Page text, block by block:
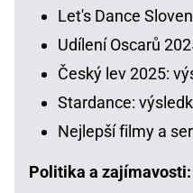
Let's Dance
Udílení Oscarů
Český lev 2025:
Stardance:
Nejlepší filmy a
Politika a zajímavosti: